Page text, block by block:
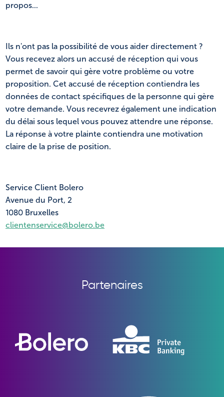
propos...
Ils n'ont pas la possibilité de vous aider directement ?
Vous recevez alors un accusé de réception qui vous
permet de savoir qui gère votre problème ou votre
proposition. Cet accusé de réception contiendra les
données de contact spécifiques de la personne qui gère
votre demande. Vous recevrez également une indication
du délai sous lequel vous pouvez attendre une réponse.
La réponse à votre plainte contiendra une motivation
claire de la prise de position.
Service Client Bolero
Avenue du Port, 2
1080 Bruxelles
clientenservice@bolero.be
Partenaires